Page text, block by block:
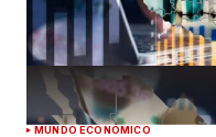
MUNDO ECONÓMICO